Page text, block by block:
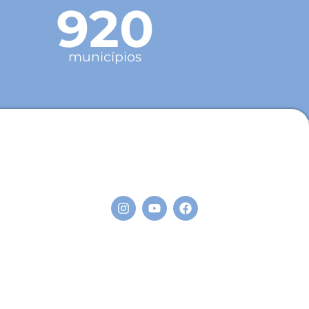
920
municípios